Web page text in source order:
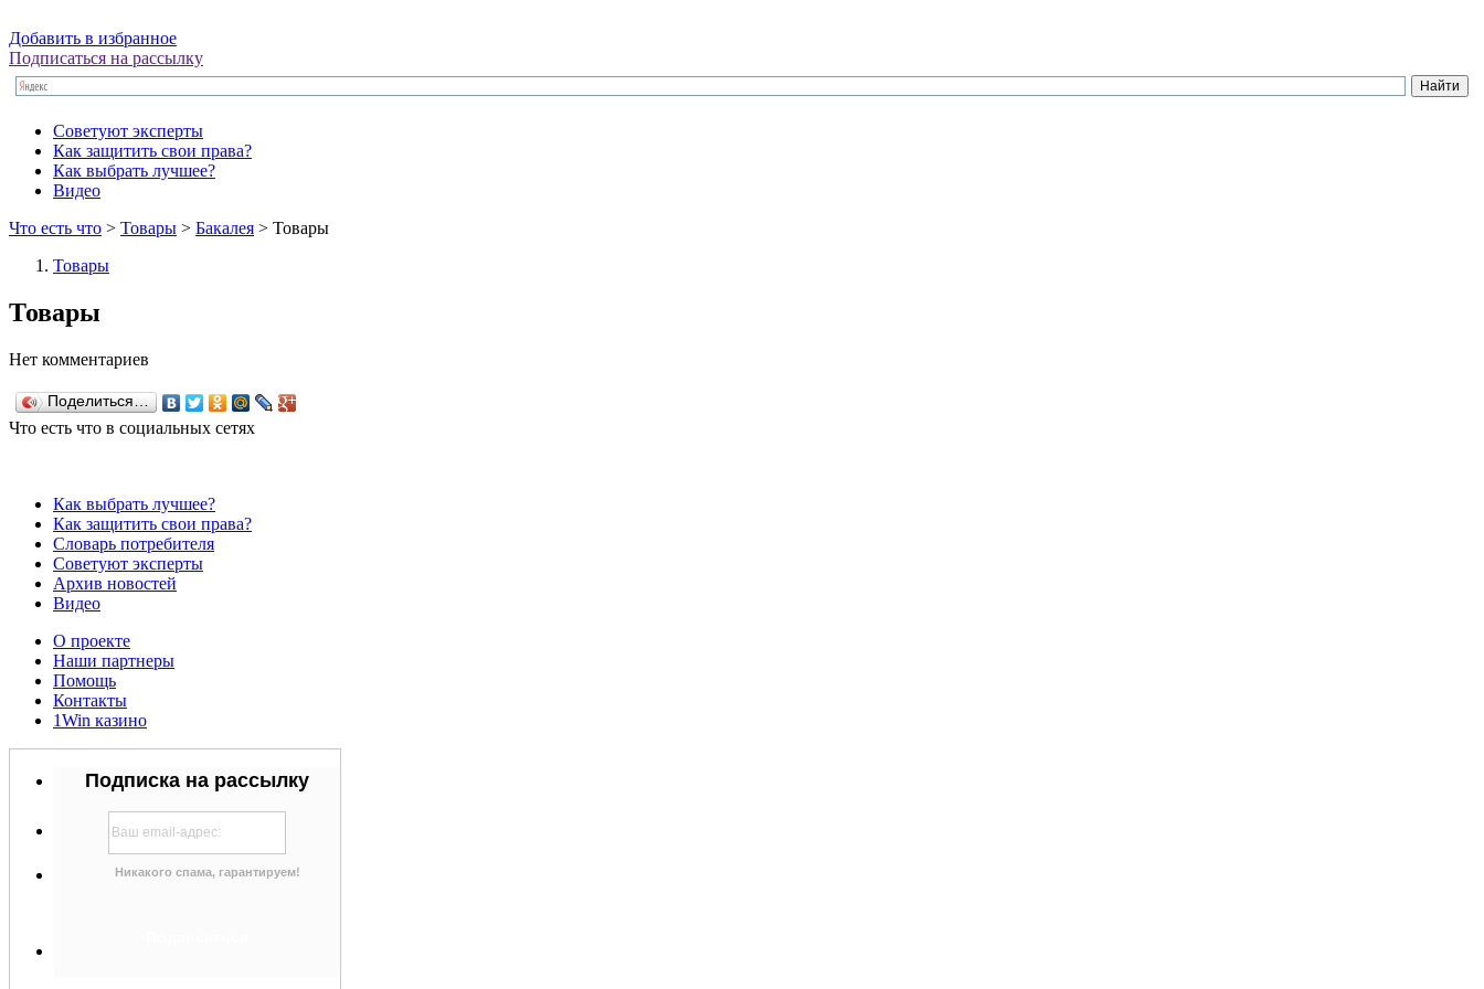
Добавить в избранное
Подписаться на рассылку
Советуют эксперты
Как защитить свои права?
Как выбрать лучшее?
Видео
Что есть что > Товары > Бакалея > Товары
Товары
Товары
Нет комментариев
Поделиться…
Что есть что в социальных сетях
Как выбрать лучшее?
Как защитить свои права?
Словарь потребителя
Советуют эксперты
Архив новостей
Видео
О проекте
Наши партнеры
Помощь
Контакты
1Win казино
Подписка на рассылку
Никакого спама, гарантируем!